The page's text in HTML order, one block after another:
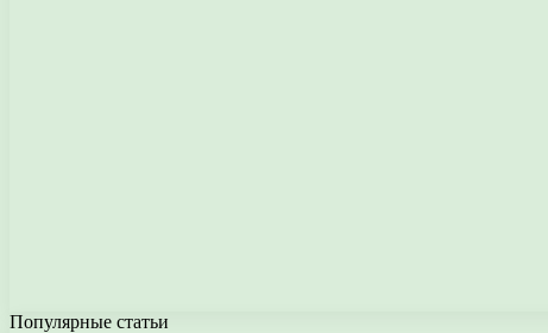
Популярные статьи